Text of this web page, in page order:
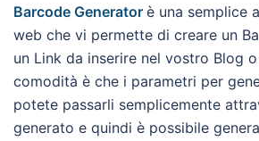
Barcode Generator è una semplice
web che vi permette di creare un
un Link da inserire nel vostro Blog
comodità è che i parametri per
potete passarli semplicemente
generato e quindi è possibile